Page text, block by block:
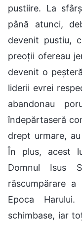
pustiire. La
până atunci,
devenit pustiu,
preoții ofereau
devenit o
liderii evrei
abandonau
îndepărtaseră
drept urmare,
În plus, acest
Domnul Isus
răscumpărare
Epoca
schimbase, iar